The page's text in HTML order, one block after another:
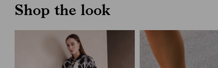
Shop the look